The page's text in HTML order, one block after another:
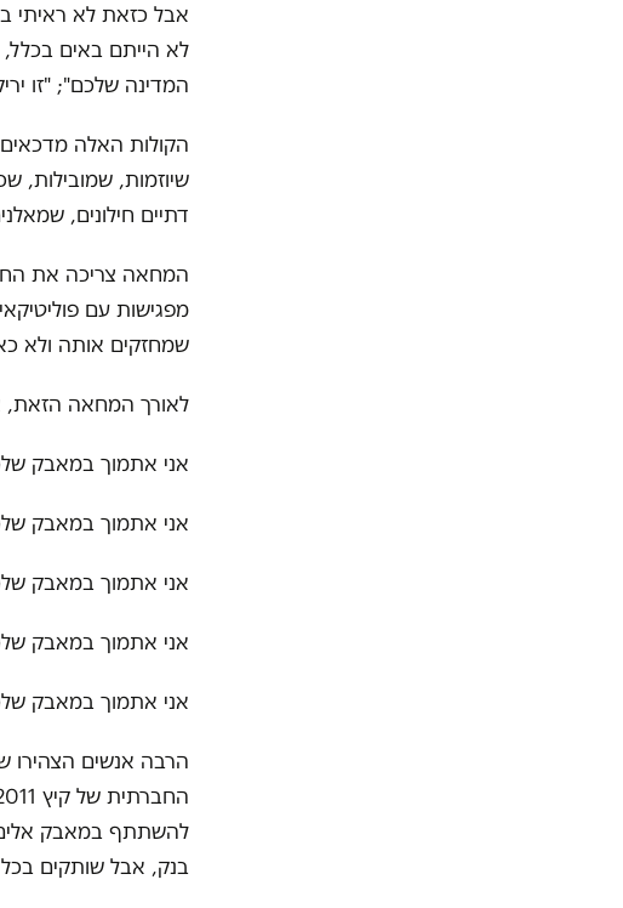
אבל כזאת לא ראיתי
לא הייתם באים
המדינה שלכם"; "זו
הקולות האלה
שיוזמות, שמובילות,
דתיים חילונים,
המחאה צריכה את
מפגישות עם
שמחזקים אותה ולא
לאורך המחאה הזאת,
אני אתמוך במאבק
אני אתמוך במאבק
אני אתמוך במאבק
אני אתמוך במאבק
אני אתמוך במאבק
הרבה אנשים הצהירו
להשתתף במאבק
בנק, אבל שותקים